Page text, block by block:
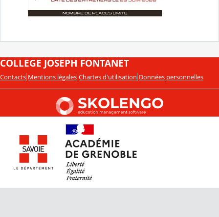
COLLEGE JOSEPH FONTANET
Contacts Mentions légales Chartes d'utilisation Données personnelles